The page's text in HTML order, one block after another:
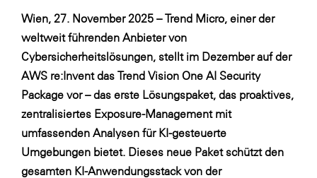
Libro
Lidl Österreich
Die Menü-Manufaktur
MTH Retail Group
OMV
OptimaMed
Wien, 27. November 2025 – Trend Micro, einer der
weltweit führenden Anbieter von
Cybersicherheitslösungen, stellt im Dezember auf der
AWS re:Invent das Trend Vision One AI Security
Package vor – das erste Lösungspaket, das proaktives,
zentralisiertes Exposure-Management mit
umfassenden Analysen für KI-gesteuerte
Umgebungen bietet. Dieses neue Paket schützt den
gesamten KI-Anwendungsstack von der